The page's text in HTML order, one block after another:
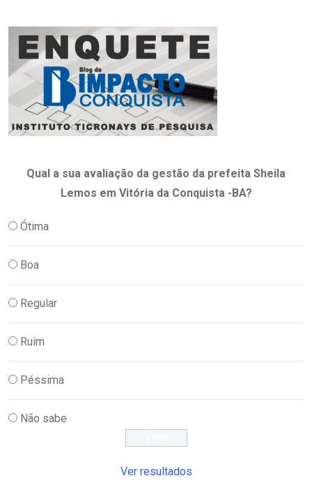
Qual a sua avaliação da gestão da prefeita Sheila
Lemos em Vitória da Conquista -BA?
Ótima
Boa
Regular
Ruim
Péssima
Não sabe
Ver resultados